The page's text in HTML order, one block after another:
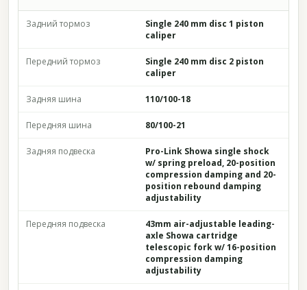
Задний тормоз
Single 240 mm disc 1 piston
caliper
Передний тормоз
Single 240 mm disc 2 piston
caliper
Задняя шина 110/100-18
Передняя шина 80/100-21
Задняя подвеска
Pro-Link Showa single shock
w/ spring preload, 20-position
compression damping and 20-
position rebound damping
adjustability
Передняя подвеска
43mm air-adjustable leading-
axle Showa cartridge
telescopic fork w/ 16-position
compression damping
adjustability